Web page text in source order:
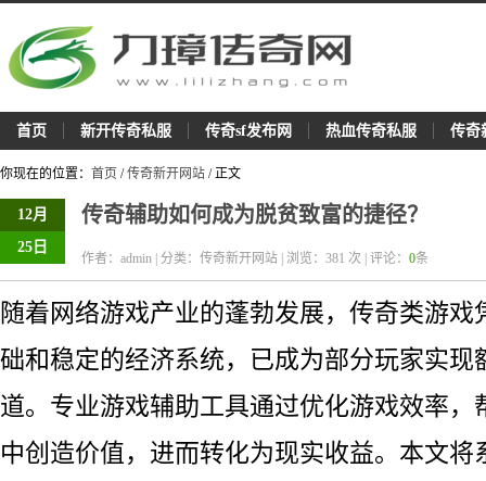
首页 新开传奇私服 传奇sf发布网 热血传奇私服 传奇
你现在的位置： 首页 /传奇新开网站 / 正文
12月
25日
传奇辅助如何成为脱贫致富的捷径？
作者：admin | 分类：传奇新开网站 | 浏览： 381 次 | 评论： 0条
随着网络游戏产业的蓬勃发展，传奇类游戏
础和稳定的经济系统，已成为部分玩家实现
道。专业游戏辅助工具通过优化游戏效率，
中创造价值，进而转化为现实收益。本文将